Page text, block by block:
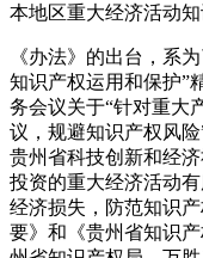
本地区重大经济活动知
《办法》的出台，系
知识产权运用和保护”
务会议关于“针对重大
议，规避知识产权风
贵州省科技创新和经
投资的重大经济活动
经济损失，防范知识
要》和《贵州省知识